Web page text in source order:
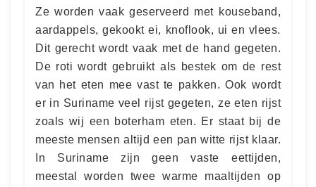
Ze worden vaak geserveerd met kouseband,
aardappels, gekookt ei, knoflook, ui en vlees.
Dit gerecht wordt vaak met de hand gegeten.
De roti wordt gebruikt als bestek om de rest
van het eten mee vast te pakken. Ook wordt
er in Suriname veel rijst gegeten, ze eten rijst
zoals wij een boterham eten. Er staat bij de
meeste mensen altijd een pan witte rijst klaar.
In Suriname zijn geen vaste eettijden,
meestal worden twee warme maaltijden op